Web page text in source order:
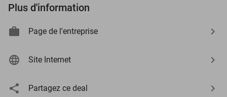
Plus d'information
Page de l'entreprise
Site Internet
Partagez ce deal